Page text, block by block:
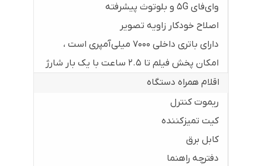
وای‌فای ۵G و بلوتوث پیشرفته
اصلاح خودکار زاویه تصویر
دارای باتری داخلی ۷۰۰۰ میلی‌آمپری است ،
امکان پخش فیلم تا ۲.۵ ساعت با یک بار شارژ
اقلام همراه دستگاه
ریموت کنترل
کیت تمیزکننده
کابل برق
دفترچه راهنما